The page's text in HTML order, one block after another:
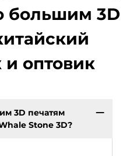
большим 3D
оптовик
3D печатям
Stone 3D?